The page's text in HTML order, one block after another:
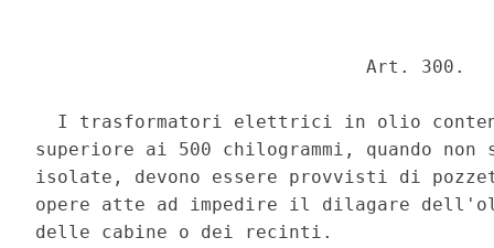
                              Art. 300.
I trasformatori elettrici in olio
superiore ai 500 chilogrammi, quando
isolate, devono essere provvisti di
opere atte ad impedire il dilagare